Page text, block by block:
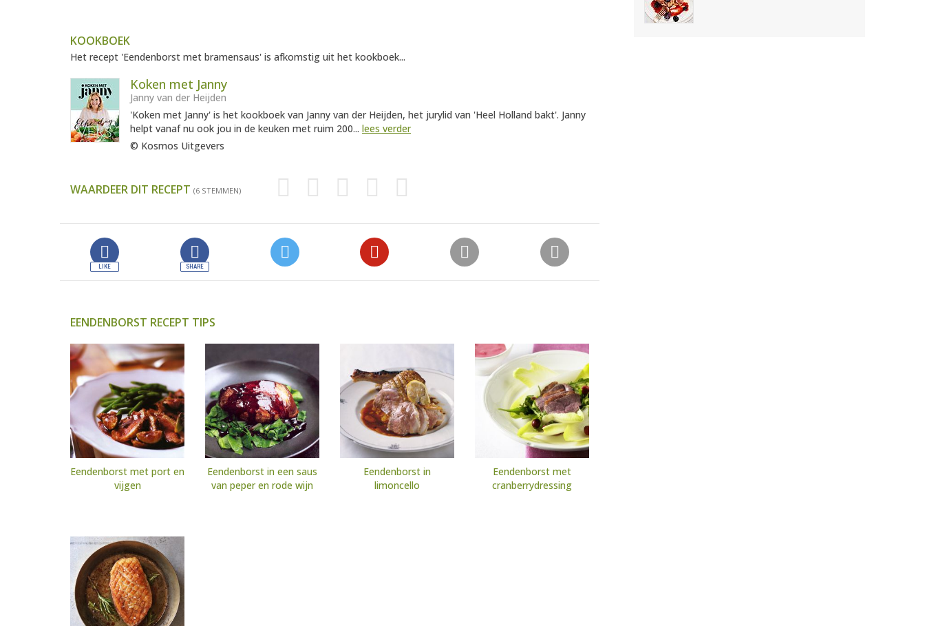
KOOKBOEK
Het recept 'Eendenborst met bramensaus' is afkomstig uit het kookboek...
Koken met Janny
Janny van der Heijden
'Koken met Janny' is het kookboek van Janny van der Heijden, het jurylid van 'Heel Holland bakt'. Janny
helpt vanaf nu ook jou in de keuken met ruim 200... lees verder
© Kosmos Uitgevers
WAARDEER DIT RECEPT (6 STEMMEN)
EENDENBORST RECEPT TIPS
Eendenborst met port en
vijgen
Eendenborst in een saus
van peper en rode wijn
Eendenborst in
limoncello
Eendenborst met
cranberrydressing